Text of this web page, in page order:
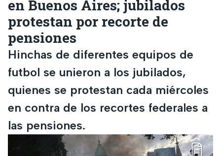
en Buenos Aires; jubilados
protestan por recorte de
pensiones
Hinchas de diferentes equipos de
futbol se unieron a los jubilados,
quienes se protestan cada miércoles
en contra de los recortes federales a
las pensiones.